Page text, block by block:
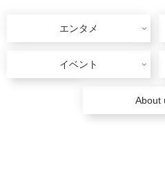
エンタメ
イベント
About